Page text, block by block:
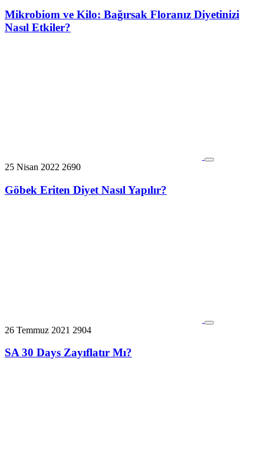
Mikrobiom ve Kilo: Bağırsak Floranız Diyetinizi
Nasıl Etkiler?
25 Nisan 2022 2690
Göbek Eriten Diyet Nasıl Yapılır?
26 Temmuz 2021 2904
SA 30 Days Zayıflatır Mı?